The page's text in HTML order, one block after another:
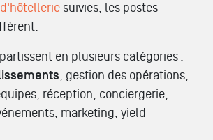
suivies, les postes
en plusieurs catégories :
, gestion des opérations,
réception, conciergerie,
marketing, yield